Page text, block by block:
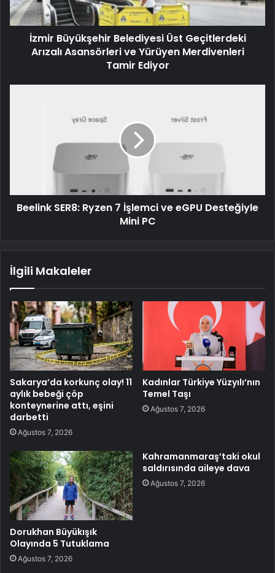
İzmir Büyükşehir Belediyesi Üst Geçitlerdeki
Arızalı Asansörleri ve Yürüyen Merdivenleri
Tamir Ediyor
Beelink SER8: Ryzen 7 İşlemci ve eGPU Desteğiyle
Mini PC
İlgili Makaleler
Sakarya’da korkunç olay! 11
aylık bebeği çöp
konteynerine attı, eşini
darbetti
Ağustos 7, 2026
Kadınlar Türkiye Yüzyılı’nın
Temel Taşı
Ağustos 7, 2026
Dorukhan Büyükışık
Olayında 5 Tutuklama
Ağustos 7, 2026
Kahramanmaraş’taki okul
saldırısında aileye dava
Ağustos 7, 2026